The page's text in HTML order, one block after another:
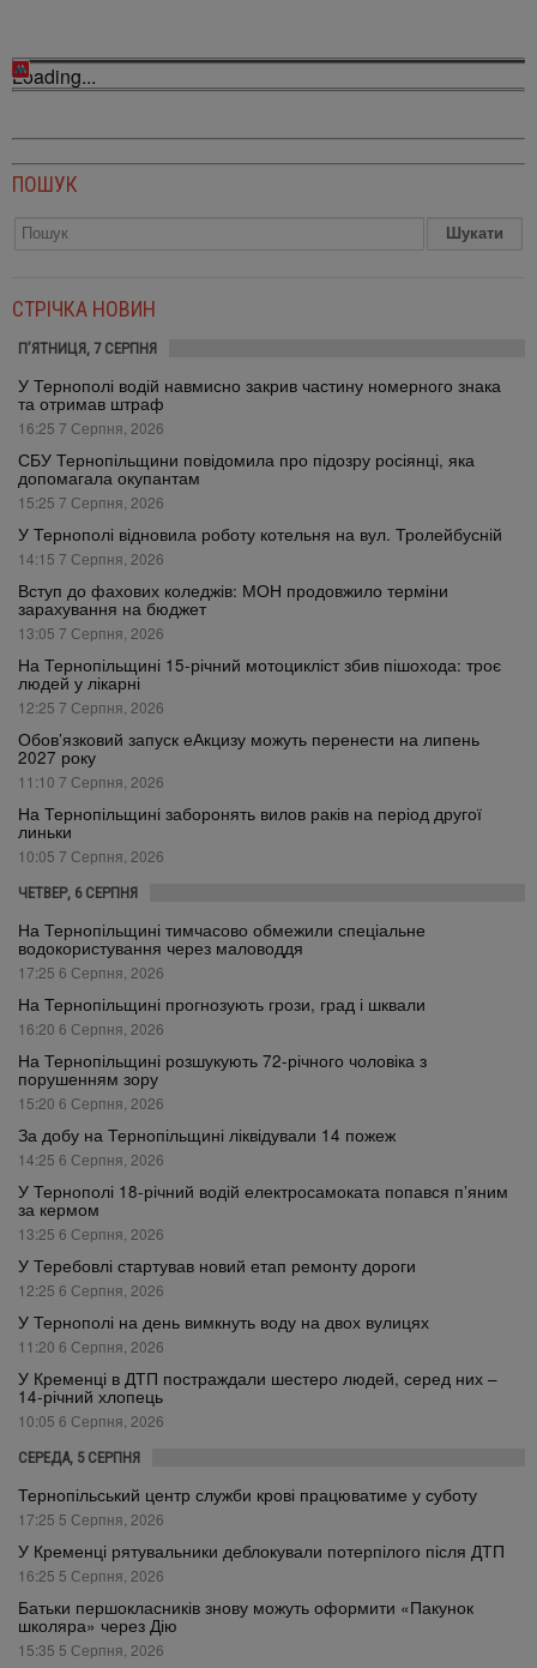
Loading...
ПОШУК
СТРІЧКА НОВИН
П’ЯТНИЦЯ, 7 СЕРПНЯ
У Тернополі водій навмисно закрив частину номерного знака
та отримав штраф
16:25 7 Серпня, 2026
СБУ Тернопільщини повідомила про підозру росіянці, яка
допомагала окупантам
15:25 7 Серпня, 2026
У Тернополі відновила роботу котельня на вул. Тролейбусній
14:15 7 Серпня, 2026
Вступ до фахових коледжів: МОН продовжило терміни
зарахування на бюджет
13:05 7 Серпня, 2026
На Тернопільщині 15-річний мотоцикліст збив пішохода: троє
людей у лікарні
12:25 7 Серпня, 2026
Обов’язковий запуск еАкцизу можуть перенести на липень
2027 року
11:10 7 Серпня, 2026
На Тернопільщині заборонять вилов раків на період другої
линьки
10:05 7 Серпня, 2026
ЧЕТВЕР, 6 СЕРПНЯ
На Тернопільщині тимчасово обмежили спеціальне
водокористування через маловоддя
17:25 6 Серпня, 2026
На Тернопільщині прогнозують грози, град і шквали
16:20 6 Серпня, 2026
На Тернопільщині розшукують 72-річного чоловіка з
порушенням зору
15:20 6 Серпня, 2026
За добу на Тернопільщині ліквідували 14 пожеж
14:25 6 Серпня, 2026
У Тернополі 18-річний водій електросамоката попався п’яним
за кермом
13:25 6 Серпня, 2026
У Теребовлі стартував новий етап ремонту дороги
12:25 6 Серпня, 2026
У Тернополі на день вимкнуть воду на двох вулицях
11:20 6 Серпня, 2026
У Кременці в ДТП постраждали шестеро людей, серед них –
14-річний хлопець
10:05 6 Серпня, 2026
СЕРЕДА, 5 СЕРПНЯ
Тернопільський центр служби крові працюватиме у суботу
17:25 5 Серпня, 2026
У Кременці рятувальники деблокували потерпілого після ДТП
16:25 5 Серпня, 2026
Батьки першокласників знову можуть оформити «Пакунок
школяра» через Дію
15:35 5 Серпня, 2026